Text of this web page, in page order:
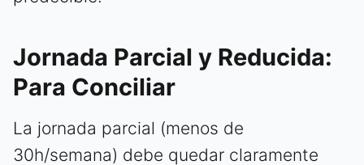
Jornada Parcial y Reducida:
Para Conciliar
La jornada parcial (menos de
30h/semana) debe quedar claramente